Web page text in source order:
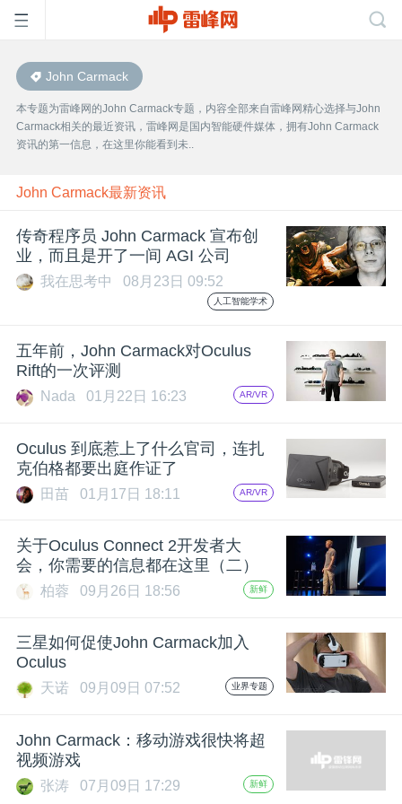
首
页
雷
峰
公
开
课
动
心
专
John Carmack
本专题为雷峰网的John Carmack专题，内容全部来自雷峰网精心选择与John
Carmack相关的最近资讯，雷峰网是国内智能硬件媒体，拥有John Carmack
资讯的第一信息，在这里你能看到未..
John Carmack最新资讯
传奇程序员 John Carmack 宣布创
业，而且是开了一间 AGI 公司
我在思考中 08月23日 09:52
人工智能学术
五年前，John Carmack对Oculus
Rift的一次评测
Nada 01月22日 16:23 AR/VR
Oculus 到底惹上了什么官司，连扎
克伯格都要出庭作证了
田苗 01月17日 18:11 AR/VR
关于Oculus Connect 2开发者大
会，你需要的信息都在这里（二）
柏蓉 09月26日 18:56 新鲜
三星如何促使John Carmack加入
Oculus
天诺 09月09日 07:52 业界专题
John Carmack：移动游戏很快将超
视频游戏
张涛 07月09日 17:29 新鲜